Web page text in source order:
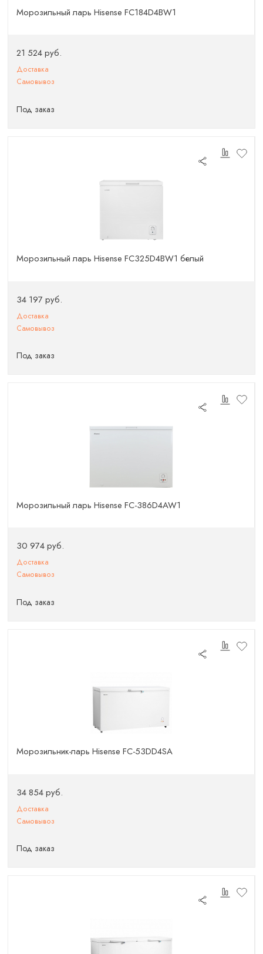
Морозильный ларь Hisense FC184D4BW1
21 524 руб.
Доставка
Самовывоз
Под заказ
Морозильный ларь Hisense FC325D4BW1 белый
34 197 руб.
Доставка
Самовывоз
Под заказ
Морозильный ларь Hisense FC-386D4AW1
30 974 руб.
Доставка
Самовывоз
Под заказ
Морозильник-ларь Hisense FC-53DD4SA
34 854 руб.
Доставка
Самовывоз
Под заказ